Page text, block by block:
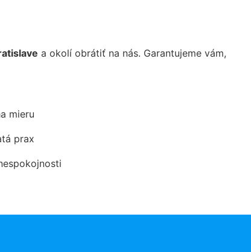
a okolí obrátiť na nás. Garantujeme vám,
mieru
prax